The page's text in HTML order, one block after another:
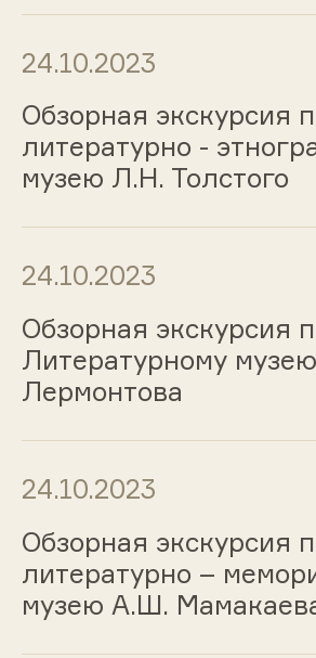
24.10.2023
Обзорная экскурсия
литературно -
музею Л.Н. Толстого
24.10.2023
Обзорная экскурсия
Литературному
Лермонтова
24.10.2023
Обзорная экскурсия
литературно –
музею А.Ш.